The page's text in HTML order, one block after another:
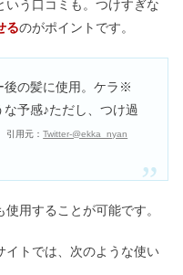
いう口コミも。つけすぎな
るのがポイントです。
後の髪に使用。ケラ※
予感♪ただし、つけ過
引用元：Twitter-@ekka_nyan
用することが可能です。
イトでは、次のような使い